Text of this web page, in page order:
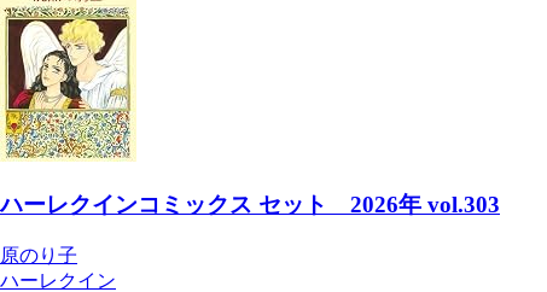
ハーレクインコミックス セット 2026年 vol.303
原のり子
ハーレクイン